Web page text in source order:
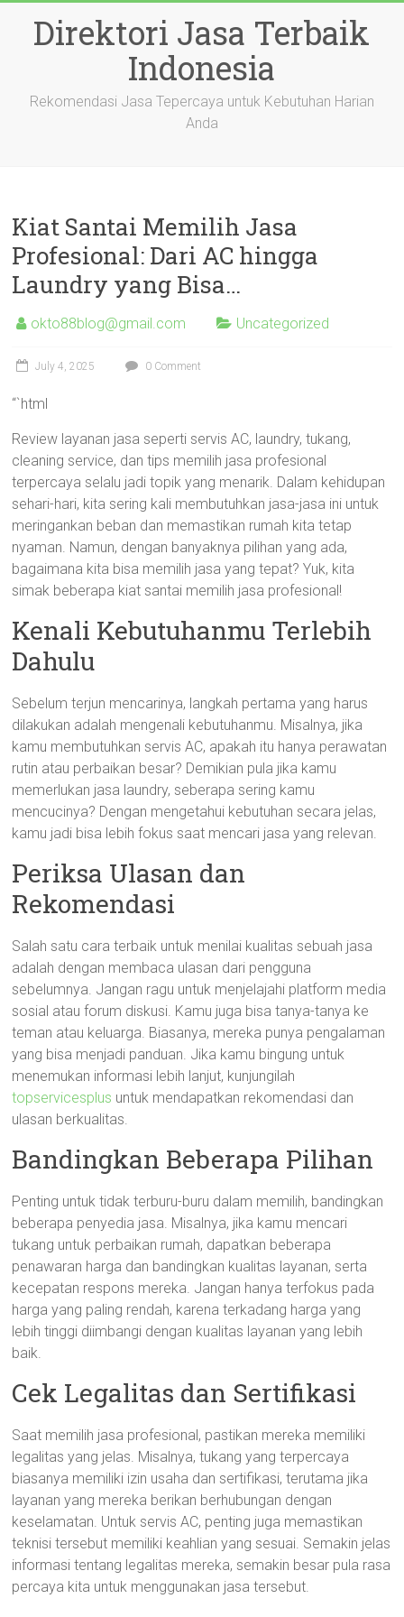
contentDirektori Jasa Terbaik
Indonesia
Rekomendasi Jasa Tepercaya untuk Kebutuhan Harian
Anda
Kiat Santai Memilih Jasa
Profesional: Dari AC hingga
Laundry yang Bisa…
okto88blog@gmail.com Uncategorized
July 4, 2025 0 Comment
“`html
Review layanan jasa seperti servis AC, laundry, tukang,
cleaning service, dan tips memilih jasa profesional
terpercaya selalu jadi topik yang menarik. Dalam kehidupan
sehari-hari, kita sering kali membutuhkan jasa-jasa ini untuk
meringankan beban dan memastikan rumah kita tetap
nyaman. Namun, dengan banyaknya pilihan yang ada,
bagaimana kita bisa memilih jasa yang tepat? Yuk, kita
simak beberapa kiat santai memilih jasa profesional!
Kenali Kebutuhanmu Terlebih
Dahulu
Sebelum terjun mencarinya, langkah pertama yang harus
dilakukan adalah mengenali kebutuhanmu. Misalnya, jika
kamu membutuhkan servis AC, apakah itu hanya perawatan
rutin atau perbaikan besar? Demikian pula jika kamu
memerlukan jasa laundry, seberapa sering kamu
mencucinya? Dengan mengetahui kebutuhan secara jelas,
kamu jadi bisa lebih fokus saat mencari jasa yang relevan.
Periksa Ulasan dan
Rekomendasi
Salah satu cara terbaik untuk menilai kualitas sebuah jasa
adalah dengan membaca ulasan dari pengguna
sebelumnya. Jangan ragu untuk menjelajahi platform media
sosial atau forum diskusi. Kamu juga bisa tanya-tanya ke
teman atau keluarga. Biasanya, mereka punya pengalaman
yang bisa menjadi panduan. Jika kamu bingung untuk
menemukan informasi lebih lanjut, kunjungilah
topservicesplus untuk mendapatkan rekomendasi dan
ulasan berkualitas.
Bandingkan Beberapa Pilihan
Penting untuk tidak terburu-buru dalam memilih, bandingkan
beberapa penyedia jasa. Misalnya, jika kamu mencari
tukang untuk perbaikan rumah, dapatkan beberapa
penawaran harga dan bandingkan kualitas layanan, serta
kecepatan respons mereka. Jangan hanya terfokus pada
harga yang paling rendah, karena terkadang harga yang
lebih tinggi diimbangi dengan kualitas layanan yang lebih
baik.
Cek Legalitas dan Sertifikasi
Saat memilih jasa profesional, pastikan mereka memiliki
legalitas yang jelas. Misalnya, tukang yang terpercaya
biasanya memiliki izin usaha dan sertifikasi, terutama jika
layanan yang mereka berikan berhubungan dengan
keselamatan. Untuk servis AC, penting juga memastikan
teknisi tersebut memiliki keahlian yang sesuai. Semakin jelas
informasi tentang legalitas mereka, semakin besar pula rasa
percaya kita untuk menggunakan jasa tersebut.